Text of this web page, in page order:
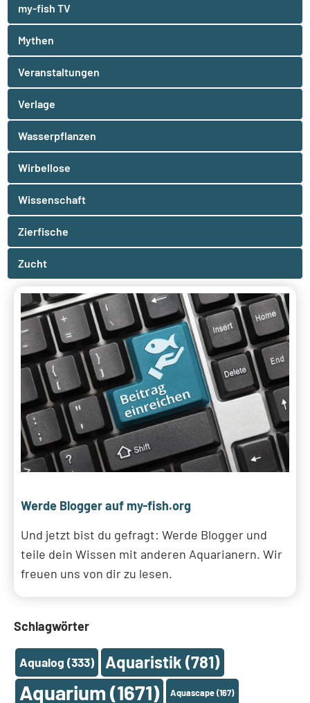
my-fish TV
Mythen
Veranstaltungen
Verlage
Wasserpflanzen
Wirbellose
Wissenschaft
Zierfische
Zucht
Werde Blogger auf my-fish.org
Und jetzt bist du gefragt: Werde Blogger und
teile dein Wissen mit anderen Aquarianern. Wir
freuen uns von dir zu lesen.
Schlagwörter
Aqualog (333) Aquaristik (781)
Aquarium (1671) Aquascape(167)